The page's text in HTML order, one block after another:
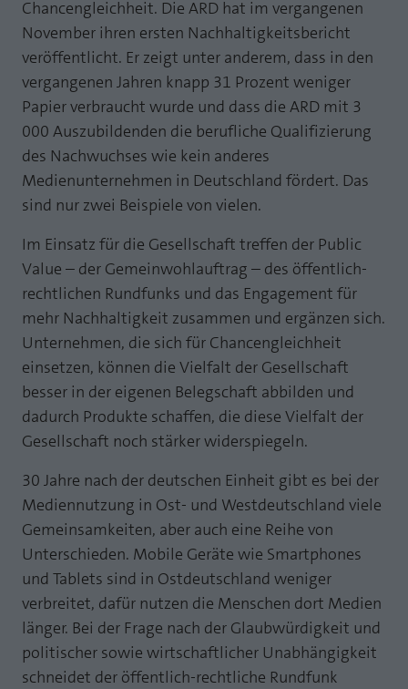
Chancengleichheit. Die ARD hat im vergangenen
November ihren ersten Nachhaltigkeitsbericht
veröffentlicht. Er zeigt unter anderem, dass in den
vergangenen Jahren knapp 31 Prozent weniger
Papier verbraucht wurde und dass die ARD mit 3
000 Auszubildenden die berufliche Qualifizierung
des Nachwuchses wie kein anderes
Medienunternehmen in Deutschland fördert. Das
sind nur zwei Beispiele von vielen.
Im Einsatz für die Gesellschaft treffen der Public
Value – der Gemeinwohlauftrag – des öffentlich-
rechtlichen Rundfunks und das Engagement für
mehr Nachhaltigkeit zusammen und ergänzen sich.
Unternehmen, die sich für Chancengleichheit
einsetzen, können die Vielfalt der Gesellschaft
besser in der eigenen Belegschaft abbilden und
dadurch Produkte schaffen, die diese Vielfalt der
Gesellschaft noch stärker widerspiegeln.
30 Jahre nach der deutschen Einheit gibt es bei der
Mediennutzung in Ost- und Westdeutschland viele
Gemeinsamkeiten, aber auch eine Reihe von
Unterschieden. Mobile Geräte wie Smartphones
und Tablets sind in Ostdeutschland weniger
verbreitet, dafür nutzen die Menschen dort Medien
länger. Bei der Frage nach der Glaubwürdigkeit und
politischer sowie wirtschaftlicher Unabhängigkeit
schneidet der öffentlich-rechtliche Rundfunk
Name PHPSESSID
Anbieter php
Laufzeit Ende der Sitzung
Zweck PHPs Standard Sitzungs Identifikation
erweiterten Script- und Ereignisbehandlung
Name atuserid
Anbieter AT INTERNET
Laufzeit 1 Jahr
Cookie von AT INTERNET zur Steuerung der
erweiterten Script- und Ereignisbehandlung